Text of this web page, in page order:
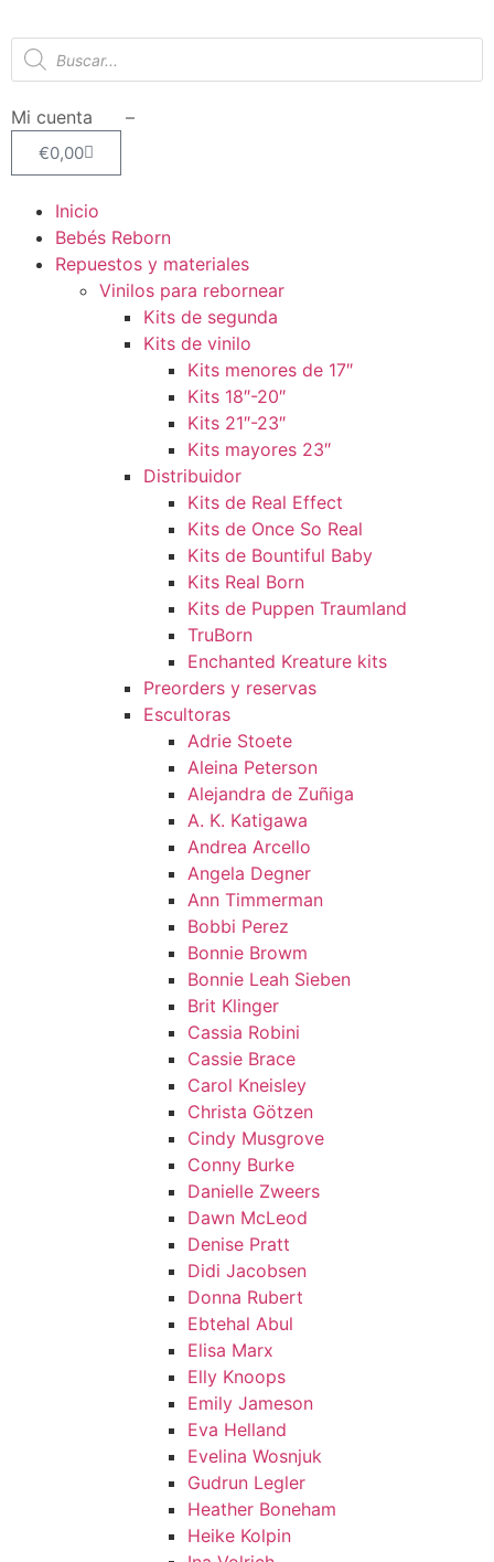
Mi cuenta –
€0,00
Inicio
Bebés Reborn
Repuestos y materiales
Vinilos para rebornear
Kits de segunda
Kits de vinilo
Kits menores de 17″
Kits 18″-20″
Kits 21″-23″
Kits mayores 23″
Distribuidor
Kits de Real Effect
Kits de Once So Real
Kits de Bountiful Baby
Kits Real Born
Kits de Puppen Traumland
TruBorn
Enchanted Kreature kits
Preorders y reservas
Escultoras
Adrie Stoete
Aleina Peterson
Alejandra de Zuñiga
A. K. Katigawa
Andrea Arcello
Angela Degner
Ann Timmerman
Bobbi Perez
Bonnie Browm
Bonnie Leah Sieben
Brit Klinger
Cassia Robini
Cassie Brace
Carol Kneisley
Christa Götzen
Cindy Musgrove
Conny Burke
Danielle Zweers
Dawn McLeod
Denise Pratt
Didi Jacobsen
Donna Rubert
Ebtehal Abul
Elisa Marx
Elly Knoops
Emily Jameson
Eva Helland
Evelina Wosnjuk
Gudrun Legler
Heather Boneham
Heike Kolpin